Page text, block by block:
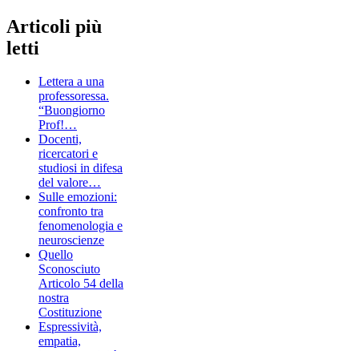
Articoli più
letti
Lettera a una
professoressa.
“Buongiorno
Prof!…
Docenti,
ricercatori e
studiosi in difesa
del valore…
Sulle emozioni:
confronto tra
fenomenologia e
neuroscienze
Quello
Sconosciuto
Articolo 54 della
nostra
Costituzione
Espressività,
empatia,